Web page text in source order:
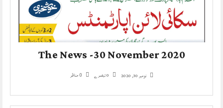
The News -30 November 2020
نومبر 30, 2020 0 مناظر